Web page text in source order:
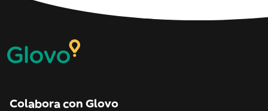
Colabora con Glovo